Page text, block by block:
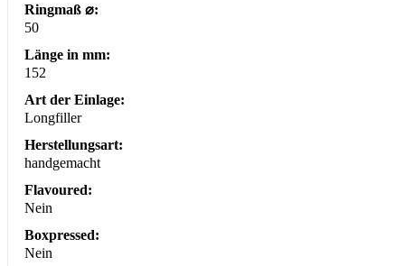
Ringmaß ⌀:
50
Länge in mm:
152
Art der Einlage:
Longfiller
Herstellungsart:
handgemacht
Flavoured:
Nein
Boxpressed:
Nein